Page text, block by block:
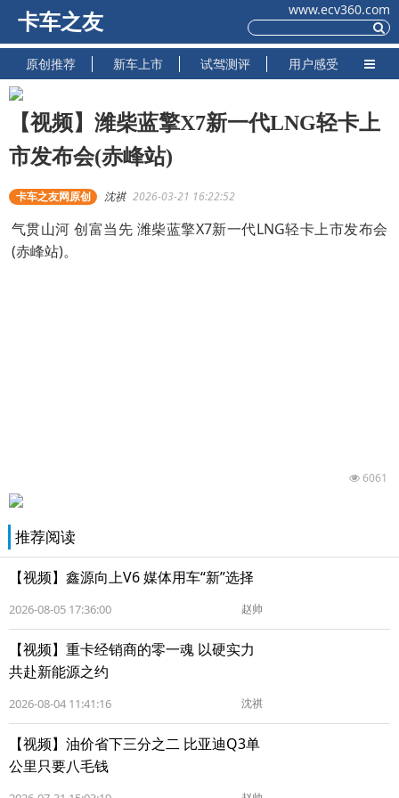
卡车之友
www.ecv360.com
原创推荐 新车上市 试驾测评 用户感受
【视频】潍柴蓝擎X7新一代LNG轻卡上
市发布会(赤峰站)
卡车之友网原创 沈祺 2026-03-21 16:22:52
气贯山河 创富当先 潍柴蓝擎X7新一代LNG轻卡上市发布会
(赤峰站)。
6061
推荐阅读
【视频】鑫源向上V6 媒体用车“新”选择
2026-08-05 17:36:00 赵帅
【视频】重卡经销商的零一魂 以硬实力
共赴新能源之约
2026-08-04 11:41:16 沈祺
【视频】油价省下三分之二 比亚迪Q3单
公里只要八毛钱